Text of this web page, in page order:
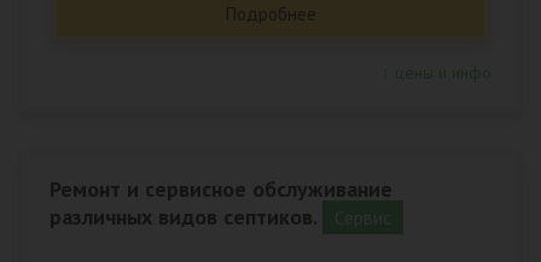
Подробнее
Ремонт и сервисное обслуживание
различных видов септиков.